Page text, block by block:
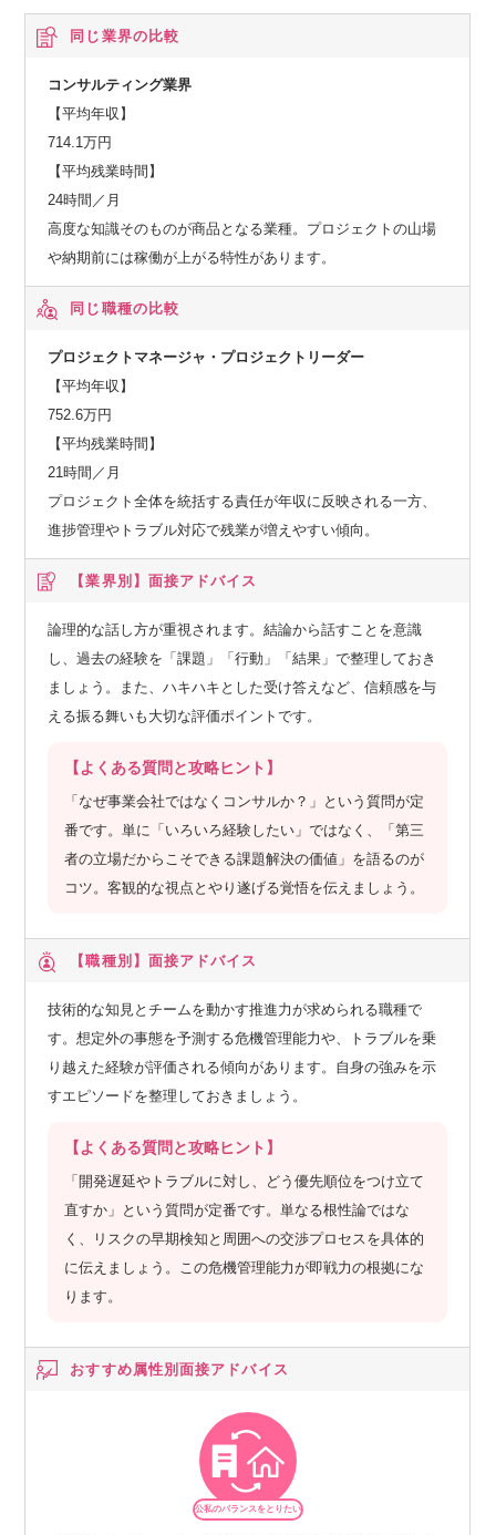
③自由度の高いワークスタイルが実現可能です。
在宅業務による生産性向上と、対面コミュニケーションによ
るチームの関係性強化や共同作業の効率アップといった効果
を場面ごとに使い分ける
ハイブリッドなワークスタイルを推奨しており、リモートワ
ーク中心の働き方が可能です。
同じ業界の比較
コンサルティング業界
【平均年収】
714.1万円
【平均残業時間】
24時間／月
高度な知識そのものが商品となる業種。プロジェクトの山場
や納期前には稼働が上がる特性があります。
同じ職種の比較
プロジェクトマネージャ・プロジェクトリーダー
【平均年収】
752.6万円
【平均残業時間】
21時間／月
プロジェクト全体を統括する責任が年収に反映される一方、
進捗管理やトラブル対応で残業が増えやすい傾向。
【業界別】 面接アドバイス
論理的な話し方が重視されます。結論から話すことを意識
し、過去の経験を「課題」「行動」「結果」で整理しておき
ましょう。また、ハキハキとした受け答えなど、信頼感を与
える振る舞いも大切な評価ポイントです。
【よくある質問と攻略ヒント】
「なぜ事業会社ではなくコンサルか？」という質問が定
番です。単に「いろいろ経験したい」ではなく、「第三
者の立場だからこそできる課題解決の価値」を語るのが
コツ。客観的な視点とやり遂げる覚悟を伝えましょう。
【職種別】 面接アドバイス
技術的な知見とチームを動かす推進力が求められる職種で
す。想定外の事態を予測する危機管理能力や、トラブルを乗
り越えた経験が評価される傾向があります。自身の強みを示
すエピソードを整理しておきましょう。
【よくある質問と攻略ヒント】
「開発遅延やトラブルに対し、どう優先順位をつけ立て
直すか」という質問が定番です。単なる根性論ではな
く、リスクの早期検知と周囲への交渉プロセスを具体的
に伝えましょう。この危機管理能力が即戦力の根拠にな
ります。
おすすめ属性別面接アドバイス
公私のバランスをとりたい